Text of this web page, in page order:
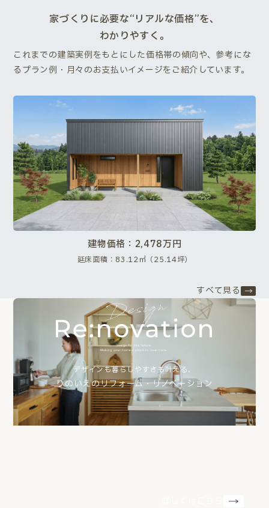
家づくりに必要な“リアルな価格”を、
わかりやすく。
これまでの建築実例をもとにした価格帯の傾向や、参考にな
るプラン例・月々のお支払いイメージをご紹介しています。
建物価格：2,478万円
延床面積：83.12㎡（25.14坪）
すべて見る
デザインも暮らしやすさも叶える、
りのいえのリフォーム・リノベーション